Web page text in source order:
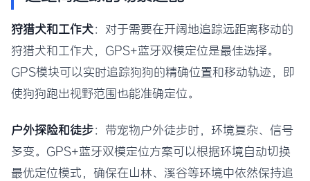
狩猎犬和工作犬：对于需要在开阔地追踪远距离移动的
狩猎犬和工作犬，GPS+蓝牙双模定位是最佳选择。
GPS模块可以实时追踪狗狗的精确位置和移动轨迹，即
使狗狗跑出视野范围也能准确定位。
户外探险和徒步：带宠物户外徒步时，环境复杂、信号
多变。GPS+蓝牙双模定位方案可以根据环境自动切换
最优定位模式，确保在山林、溪谷等环境中依然保持追